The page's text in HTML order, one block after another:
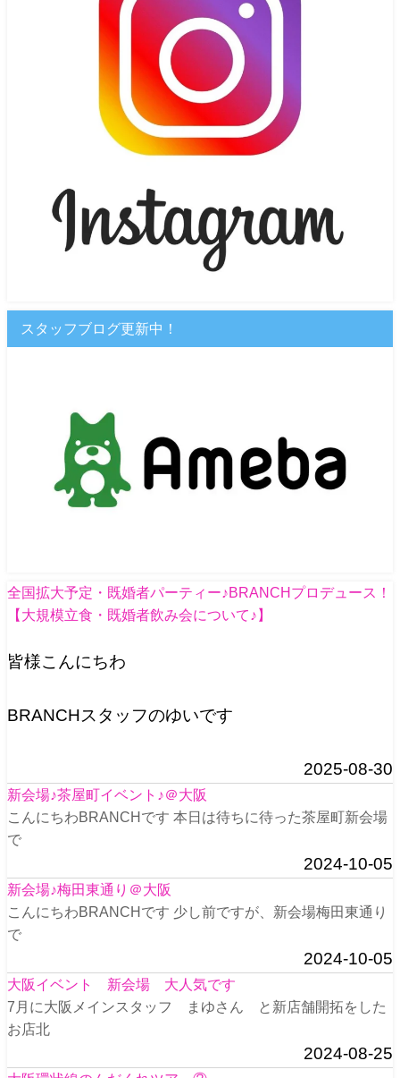
スタッフブログ更新中！
全国拡大予定・既婚者パーティー♪BRANCHプロデュース！
【大規模立食・既婚者飲み会について♪】
皆様こんにちわ
BRANCHスタッフのゆいです
2025-08-30
新会場♪茶屋町イベント♪＠大阪
こんにちわBRANCHです 本日は待ちに待った茶屋町新会場
で
2024-10-05
新会場♪梅田東通り＠大阪
こんにちわBRANCHです 少し前ですが、新会場梅田東通り
で
2024-10-05
大阪イベント 新会場 大人気です
7月に大阪メインスタッフ まゆさん と新店舗開拓をした
お店北
2024-08-25